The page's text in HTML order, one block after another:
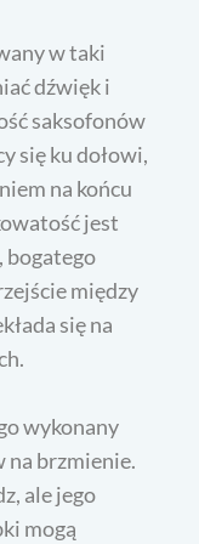
w taki
dźwięk i
saksofonów
się ku dołowi,
na końcu
jest
bogatego
między
się na
wykonany
na brzmienie.
ale jego
mogą